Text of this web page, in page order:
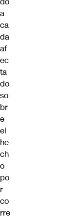
a
ca
da
af
ec
ta
do
so
br
e
el
he
ch
o
po
r
co
rre